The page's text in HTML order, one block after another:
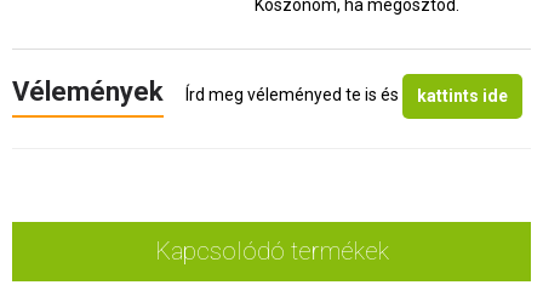
Köszönöm, ha megosztod.
Vélemények Írd meg véleményed te is és kattints ide
Kapcsolódó termékek